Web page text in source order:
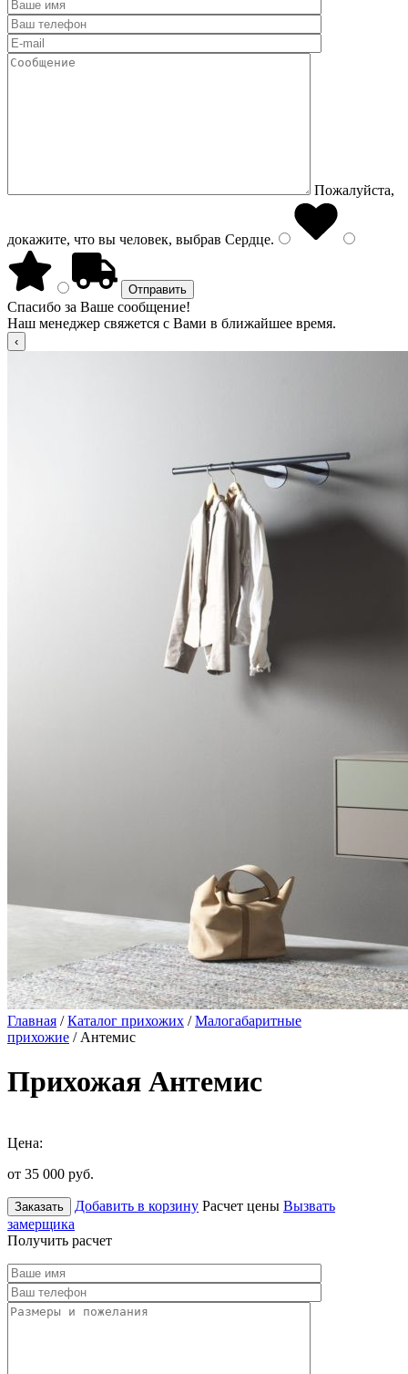
Пожалуйста,
докажите, что вы человек, выбрав Сердце.
Спасибо за Ваше сообщение!
Наш менеджер свяжется с Вами в ближайшее время.
Главная /Каталог прихожих /Малогабаритные
прихожие / Антемис
Прихожая Антемис
Цена:
от 35 000 руб.
Заказать Добавить в корзину Расчет цены Вызвать
замерщика
Получить расчет